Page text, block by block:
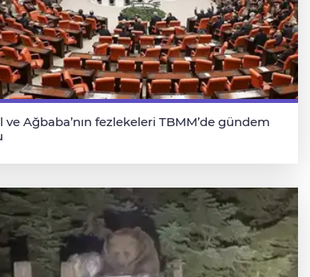
ve Ağbaba’nın fezlekeleri TBMM’de gündem